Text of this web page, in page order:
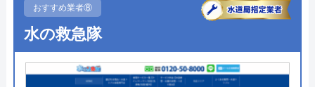
対応エリア
●定休日
●累計実績
●保証・保険 ―
おすすめ業者⑧
水の救急隊